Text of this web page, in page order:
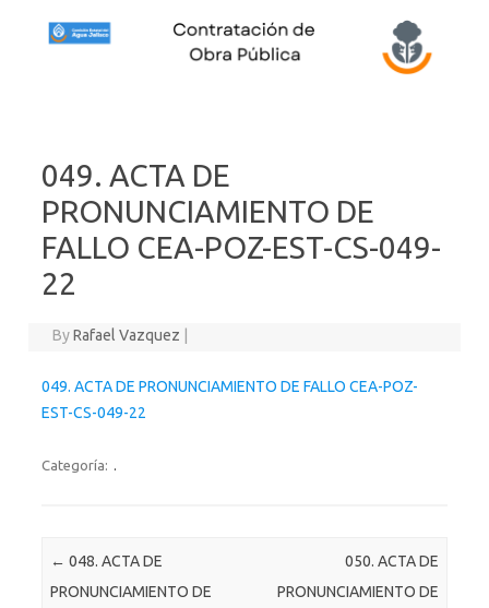
049. ACTA DE
PRONUNCIAMIENTO DE
FALLO CEA-POZ-EST-CS-049-
22
ByRafael Vazquez
049. ACTA DE PRONUNCIAMIENTO DE FALLO CEA-POZ-
EST-CS-049-22
Categoría:
Post navigation
← 048. ACTA DE
PRONUNCIAMIENTO DE
050. ACTA DE
PRONUNCIAMIENTO DE